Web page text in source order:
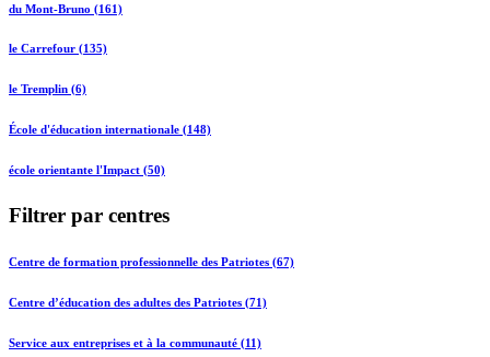
du Mont-Bruno (161)
le Carrefour (135)
le Tremplin (6)
École d'éducation internationale (148)
école orientante l'Impact (50)
Filtrer par centres
Centre de formation professionnelle des Patriotes (67)
Centre d’éducation des adultes des Patriotes (71)
Service aux entreprises et à la communauté (11)